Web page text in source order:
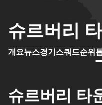
슈르버리
개요뉴스경기 스쿼드순위
슈르버리 타